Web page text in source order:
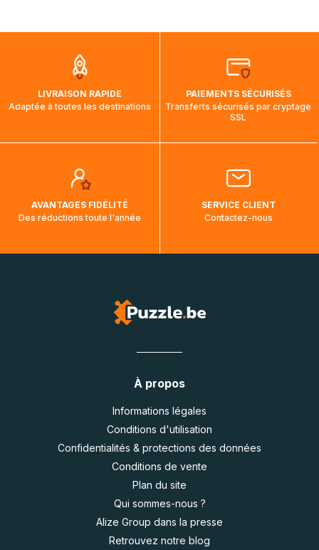
aura touché terre.
LIVRAISON RAPIDE
Adaptée à toutes les destinations
PAIEMENTS SÉCURISÉS
Transferts sécurisés par cryptage
SSL
AVANTAGES FIDÉLITÉ
Des réductions toute l'année
SERVICE CLIENT
Contactez-nous
À propos
Informations légales
Conditions d'utilisation
Confidentialités & protections des données
Conditions de vente
Plan du site
Qui sommes-nous ?
Alize Group dans la presse
Retrouvez notre blog